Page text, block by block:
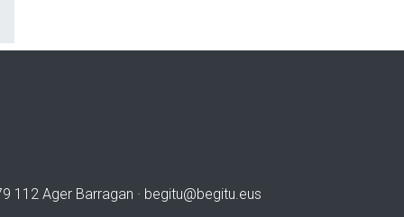
112 Ager Barragan · begitu@begitu.eus